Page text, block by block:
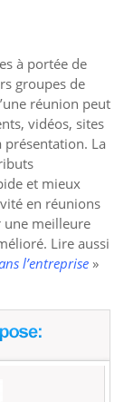
à portée de
groupes de
réunion peut
vidéos, sites
La
et mieux
en réunions
une meilleure
Lire aussi
l’entreprise »